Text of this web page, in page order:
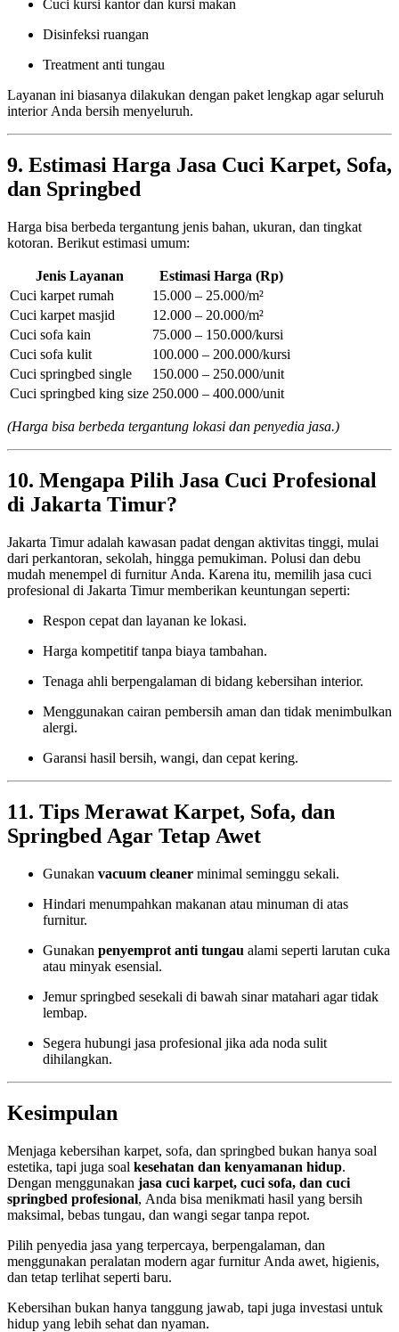
Cuci kursi kantor dan kursi makan
Disinfeksi ruangan
Treatment anti tungau
Layanan ini biasanya dilakukan dengan paket lengkap agar seluruh
interior Anda bersih menyeluruh.
9. Estimasi Harga Jasa Cuci Karpet, Sofa,
dan Springbed
Harga bisa berbeda tergantung jenis bahan, ukuran, dan tingkat
kotoran. Berikut estimasi umum:
Jenis Layanan
Estimasi Harga (Rp)
Cuci karpet rumah
15.000 – 25.000/m²
Cuci karpet masjid
12.000 – 20.000/m²
Cuci sofa kain
75.000 – 150.000/kursi
Cuci sofa kulit
100.000 – 200.000/kursi
Cuci springbed single
150.000 – 250.000/unit
Cuci springbed king size 250.000 – 400.000/unit
(Harga bisa berbeda tergantung lokasi dan penyedia jasa.)
10. Mengapa Pilih Jasa Cuci Profesional
di Jakarta Timur?
Jakarta Timur adalah kawasan padat dengan aktivitas tinggi, mulai
dari perkantoran, sekolah, hingga pemukiman. Polusi dan debu
mudah menempel di furnitur Anda. Karena itu, memilih jasa cuci
profesional di Jakarta Timur memberikan keuntungan seperti:
Respon cepat dan layanan ke lokasi.
Harga kompetitif tanpa biaya tambahan.
Tenaga ahli berpengalaman di bidang kebersihan interior.
Menggunakan cairan pembersih aman dan tidak menimbulkan
alergi.
Garansi hasil bersih, wangi, dan cepat kering.
11. Tips Merawat Karpet, Sofa, dan
Springbed Agar Tetap Awet
Gunakan vacuum cleaner minimal seminggu sekali.
Hindari menumpahkan makanan atau minuman di atas
furnitur.
Gunakan penyemprot anti tungau alami seperti larutan cuka
atau minyak esensial.
Jemur springbed sesekali di bawah sinar matahari agar tidak
lembap.
Segera hubungi jasa profesional jika ada noda sulit
dihilangkan.
Kesimpulan
Menjaga kebersihan karpet, sofa, dan springbed bukan hanya soal
estetika, tapi juga soal kesehatan dan kenyamanan hidup.
Dengan menggunakan jasa cuci karpet, cuci sofa, dan cuci
springbed profesional, Anda bisa menikmati hasil yang bersih
maksimal, bebas tungau, dan wangi segar tanpa repot.
Pilih penyedia jasa yang terpercaya, berpengalaman, dan
menggunakan peralatan modern agar furnitur Anda awet, higienis,
dan tetap terlihat seperti baru.
Kebersihan bukan hanya tanggung jawab, tapi juga investasi untuk
hidup yang lebih sehat dan nyaman.